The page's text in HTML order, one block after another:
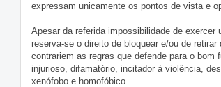
expressam unicamente os pontos de vista e
Apesar da referida impossibilidade de
reserva-se o direito de bloquear e/ou de
contrariem as regras que defende para o
injurioso, difamatório, incitador à violência,
xenófobo e homofóbico.